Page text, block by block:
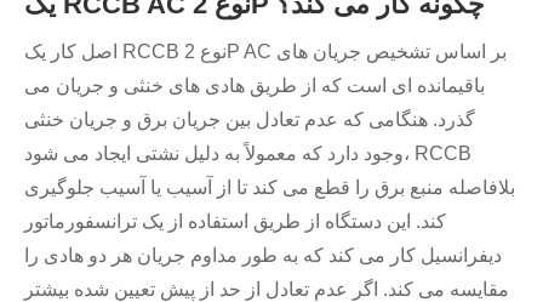
اصل کار یک RCCB نوع 2P AC بر اساس تشخیص جریان های
باقیمانده ای است که از طریق هادی های خنثی و جریان می
گذرد. هنگامی که عدم تعادل بین جریان برق و جریان خنثی
وجود دارد که معمولاً به دلیل نشتی ایجاد می شود، RCCB
بلافاصله منبع برق را قطع می کند تا از آسیب یا آسیب جلوگیری
کند. این دستگاه از طریق استفاده از یک ترانسفورماتور
دیفرانسیل کار می کند که به طور مداوم جریان هر دو هادی را
مقایسه می کند. اگر عدم تعادل از حد از پیش تعیین شده بیشتر